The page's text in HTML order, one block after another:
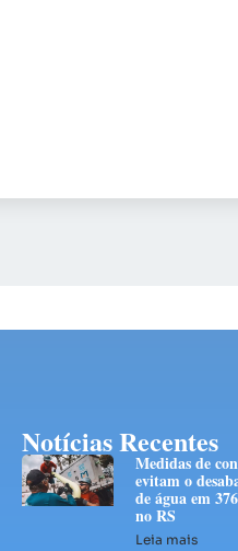
Notícias Recentes
Medidas de
evitam o
de água em
no RS
Leia mais